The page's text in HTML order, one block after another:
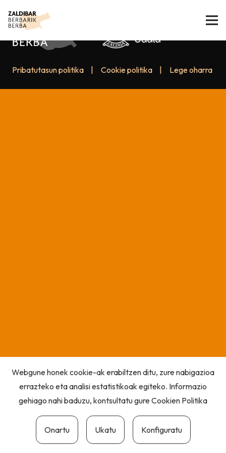
Pribatutasun politika Cookie politika Lege oharra
Webgune honek cookie-ak erabiltzen ditu, zure nabigazioa
errazteko eta analisi estatistikoak egiteko. Informazio
gehiago nahi baduzu, kontsultatu gureCookien Politika
Onartu Ukatu Konfiguratu